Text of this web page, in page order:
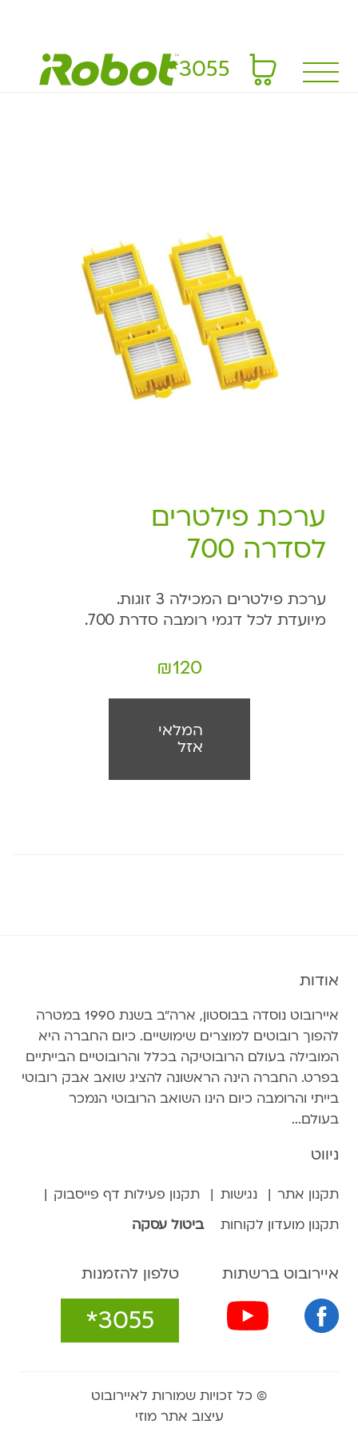
*3055
ערכת פילטרים
לסדרה 700
ערכת פילטרים המכילה 3 זוגות.
מיועדת לכל דגמי רומבה סדרת 700.
₪120
המלאי
אזל
אודות
איירובוט נוסדה בבוסטון, ארה״ב בשנת 1990 במטרה
להפוך רובוטים למוצרים שימושיים. כיום החברה היא
המובילה בעולם הרובוטיקה בכלל והרובוטיים הבייתיים
בפרט. החברה הינה הראשונה להציג שואב אבק רובוטי
בייתי והרומבה כיום הינו השואב הרובוטי הנמכר
בעולם...
ניווט
תקנון אתר נגישות
תקנון פעילות דף פייסבוק
תקנון מועדון לקוחות
ביטול עסקה
איירובוט ברשתות טלפון להזמנות
*3055
© כל זכויות שמורות לאיירובוט
עיצוב אתר מוזי